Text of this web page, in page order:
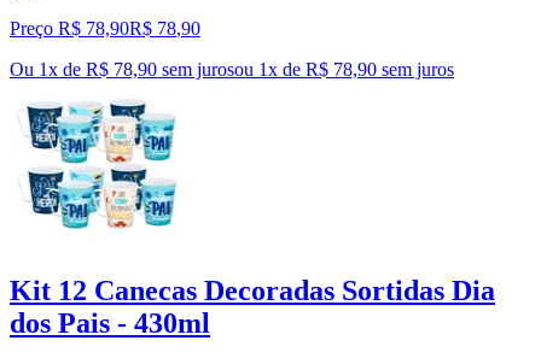
Preço R$ 78,90R$ 78,90
Ou 1x de R$ 78,90 sem jurosou 1x de R$ 78,90 sem juros
Kit 12 Canecas Decoradas Sortidas Dia
dos Pais - 430ml